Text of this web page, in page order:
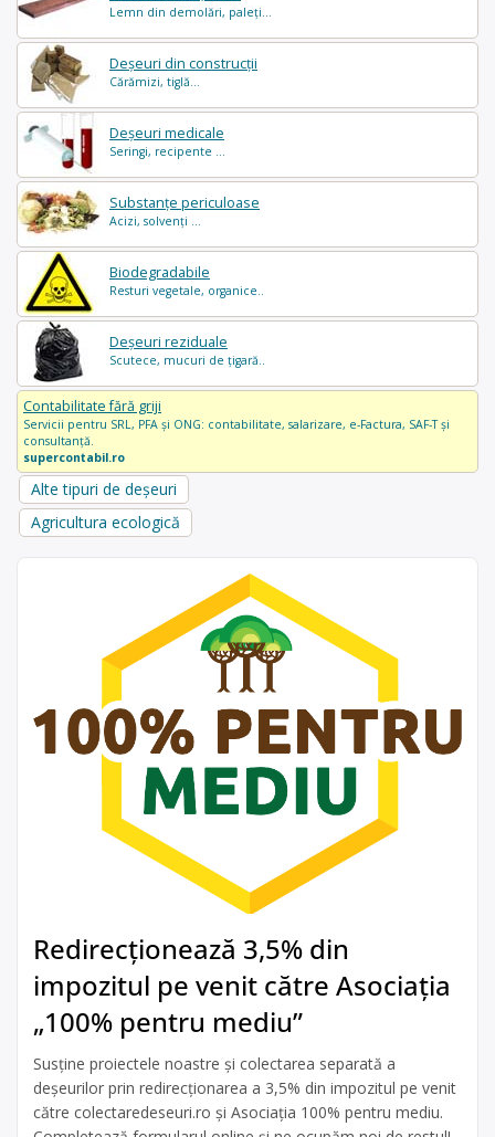
Lemn din demolări, paleți...
Deșeuri din construcții
Cărămizi, tiglă...
Deșeuri medicale
Seringi, recipente ...
Substanțe periculoase
Acizi, solvenți ...
Biodegradabile
Resturi vegetale, organice..
Deșeuri reziduale
Scutece, mucuri de țigară..
Contabilitate fără griji
Servicii pentru SRL, PFA și ONG: contabilitate, salarizare, e-Factura, SAF-T și
consultanță.
supercontabil.ro
Alte tipuri de deșeuri
Agricultura ecologică
Redirecționează 3,5% din
impozitul pe venit către Asociația
„100% pentru mediu”
Susține proiectele noastre și colectarea separată a
deșeurilor prin redirecționarea a 3,5% din impozitul pe venit
către colectaredeseuri.ro și Asociația 100% pentru mediu.